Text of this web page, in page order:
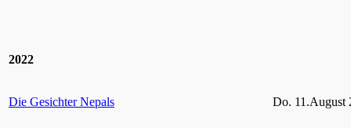
2022
Die Gesichter Nepals Do. 11.August